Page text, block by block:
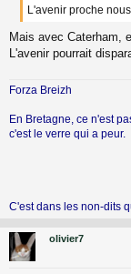
L'avenir proche
Mais avec Caterham,
L'avenir pourrait
Forza Breizh
En Bretagne, ce n'est
c'est le verre qui a peur.
C'est dans les non-dits
olivier7